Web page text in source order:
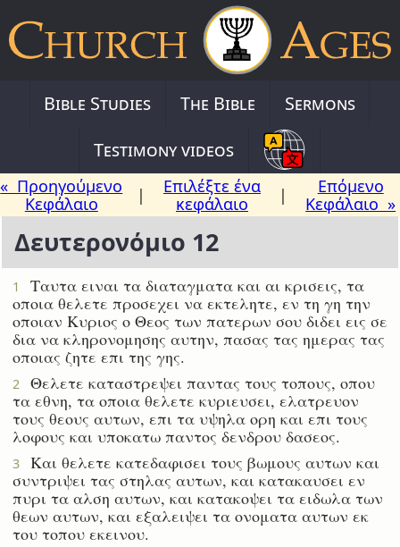
Bible Studies The Bible
Sermons
Testimony videos
« Προηγούμενο
Κεφάλαιο
|
Επιλέξτε ένα
κεφάλαιο
|
Επόμενο
Κεφάλαιο »
Δευτερονόμιο 12
1
Ταυτα ειναι τα διαταγματα και αι κρισεις, τα
οποια θελετε προσεχει να εκτελητε, εν τη γη την
οποιαν Κυριος ο Θεος των πατερων σου διδει εις σε
δια να κληρονομησης αυτην, πασας τας ημερας τας
οποιας ζητε επι της γης.
2
Θελετε καταστρεψει παντας τους τοπους, οπου
τα εθνη, τα οποια θελετε κυριευσει, ελατρευον
τους θεους αυτων, επι τα υψηλα ορη και επι τους
λοφους και υποκατω παντος δενδρου δασεος.
3
Και θελετε κατεδαφισει τους βωμους αυτων και
συντριψει τας στηλας αυτων, και κατακαυσει εν
πυρι τα αλση αυτων, και κατακοψει τα ειδωλα των
θεων αυτων, και εξαλειψει τα ονοματα αυτων εκ
του τοπου εκεινου.